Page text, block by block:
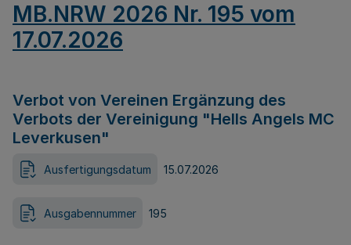
MB.NRW 2026 Nr. 195 vom
17.07.2026
Verbot von Vereinen Ergänzung des
Verbots der Vereinigung "Hells Angels MC
Leverkusen"
Ausfertigungsdatum 15.07.2026
Ausgabennummer 195